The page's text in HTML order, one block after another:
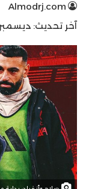
Almodrj.com
آخر تحديث: ديسمبر 14, 2025